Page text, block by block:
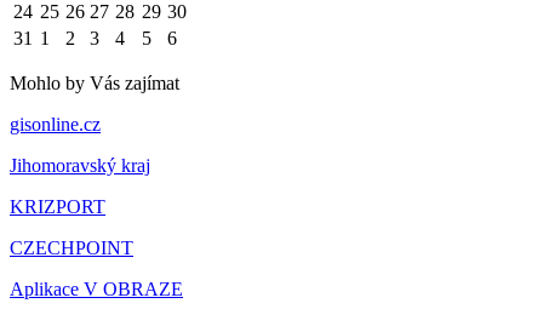
24 25 26 27 28 29 30
31 1 2 3 4 5 6
Mohlo by Vás zajímat
gisonline.cz
Jihomoravský kraj
KRIZPORT
CZECHPOINT
Aplikace V OBRAZE